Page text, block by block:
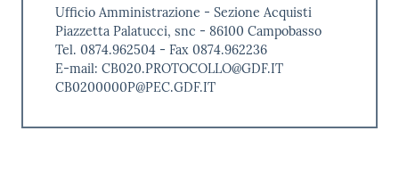
Ufficio Amministrazione - Sezione Acquisti
Piazzetta Palatucci, snc - 86100 Campobasso
Tel. 0874.962504 - Fax 0874.962236
E-mail: CB020.PROTOCOLLO@GDF.IT
CB0200000P@PEC.GDF.IT